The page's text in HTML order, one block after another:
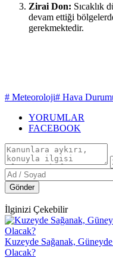
Zirai Don: Sıcaklık
devam ettiği
gerekmektedir.
# Meteoroloji# Hava
YORUMLAR
FACEBOOK
Gönder
İlginizi Çekebilir
Kuzeyde Sağanak,
Olacak?